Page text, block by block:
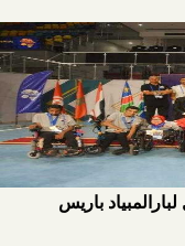
باريس